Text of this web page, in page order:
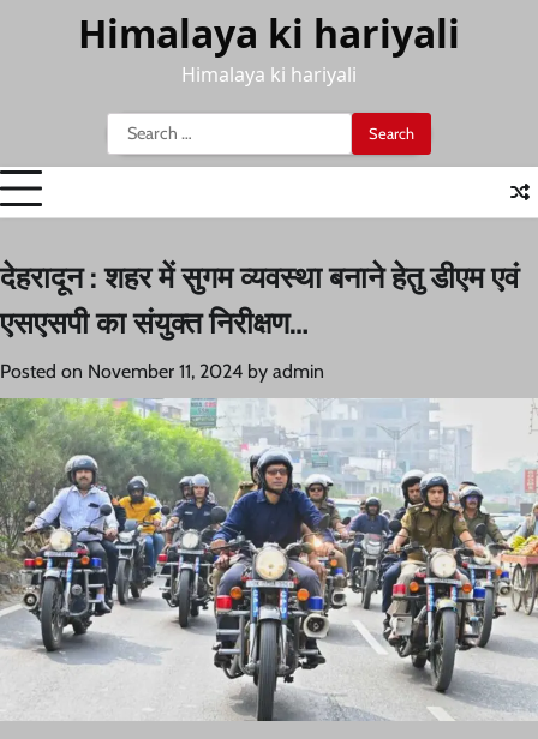
Himalaya ki hariyali
Himalaya ki hariyali
Search
for:
देहरादून : शहर में सुगम व्यवस्था बनाने हेतु डीएम एवं
एसएसपी का संयुक्त निरीक्षण…
Posted on November 11, 2024 by admin